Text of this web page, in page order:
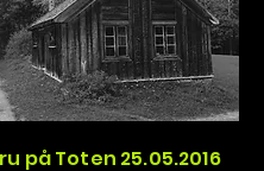
på Toten 25.05.2016